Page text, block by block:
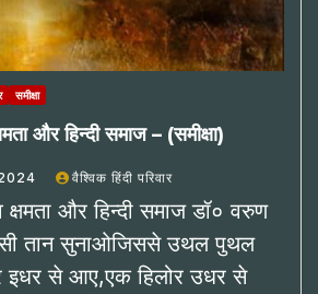
समीक्षा
और हिन्दी समाज – (समीक्षा)
वैश्विक हिंदी परिवार
क्षमता और हिन्दी समाज डॉ० वरुण
तान सुनाओजिससे उथल पुथल
इधर से आए,एक हिलोर उधर से